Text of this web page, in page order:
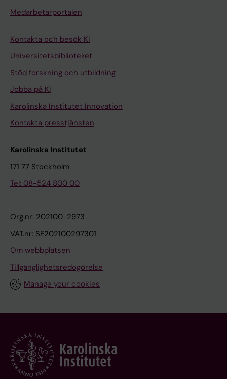
Medarbetarportalen
Kontakta och besök KI
Universitetsbiblioteket
Stöd forskning och utbildning
Jobba på KI
Karolinska Institutet Innovation
Kontakta presstjänsten
Karolinska Institutet
171 77 Stockholm
Tel: 08-524 800 00
Org.nr: 202100-2973
VAT.nr: SE202100297301
Om webbplatsen
Tillgänglighetsredogörelse
Manage your cookies